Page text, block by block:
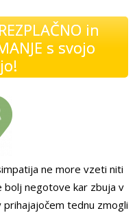
in
s svojo
ne more vzeti niti
bolj negotove kar zbuja v
tednu zmogli